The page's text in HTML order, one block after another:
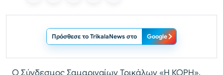
Πρόσθεσε το TrikalaNews στο Google